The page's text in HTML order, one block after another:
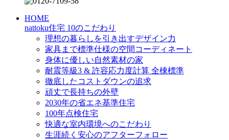
HOME
nattoku住宅 10のこだわり
理想の暮らしを引き出すデザイン力
家具まで標準仕様の空間コーディネート
身体に優しい自然素材の家
耐震等級3 & 許容応力度計算 全棟標準
徹底したコストダウンの追求
頑丈で長持ちの外壁
2030年の省エネ基準住宅
100年点検住宅
快適な室内環境へのこだわり
生涯続く安心のアフターフォロー